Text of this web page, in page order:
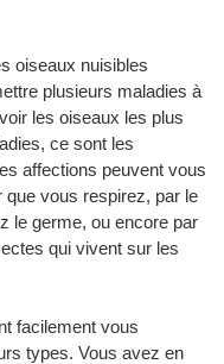
oiseaux nuisibles
plusieurs maladies à
les oiseaux les plus
ce sont les
affections peuvent vous
que vous respirez, par le
le germe, ou encore par
qui vivent sur les
facilement vous
types. Vous avez en